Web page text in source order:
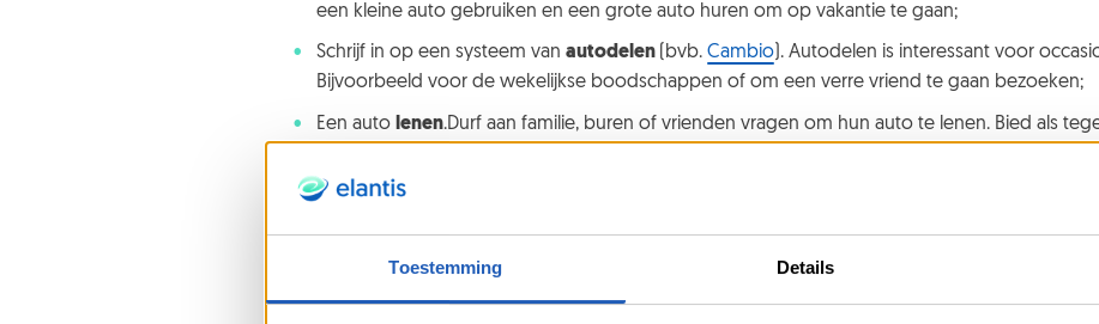
Toestemming Details
een kleine auto gebruiken en een grote auto huren om op vakantie te gaan;
Schrijf in op een systeem vanautodelen (bvb.Cambio). Autodelen is interessant voor
Bijvoorbeeld voor de wekelijkse boodschappen of om een verre vriend te gaan bezoeken;
Een auto lenen.Durf aan familie, buren of vrienden vragen om hun auto te lenen. Bied als
Een motorfiets kopen.
zijn minder dure motorvoertuigen dan
De financiële en ecologische druk van uw tweede auto verminderen